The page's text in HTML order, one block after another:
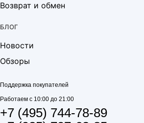
Возврат и обмен
БЛОГ
Новости
Обзоры
Поддержка покупателей
Работаем с 10:00 до 21:00
+7 (495) 744-78-89